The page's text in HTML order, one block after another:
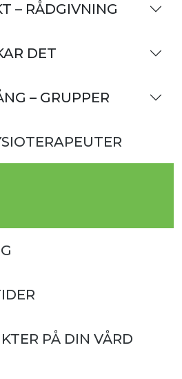
– RÅDGIVNING
DET
– GRUPPER
PÅ DIN VÅRD